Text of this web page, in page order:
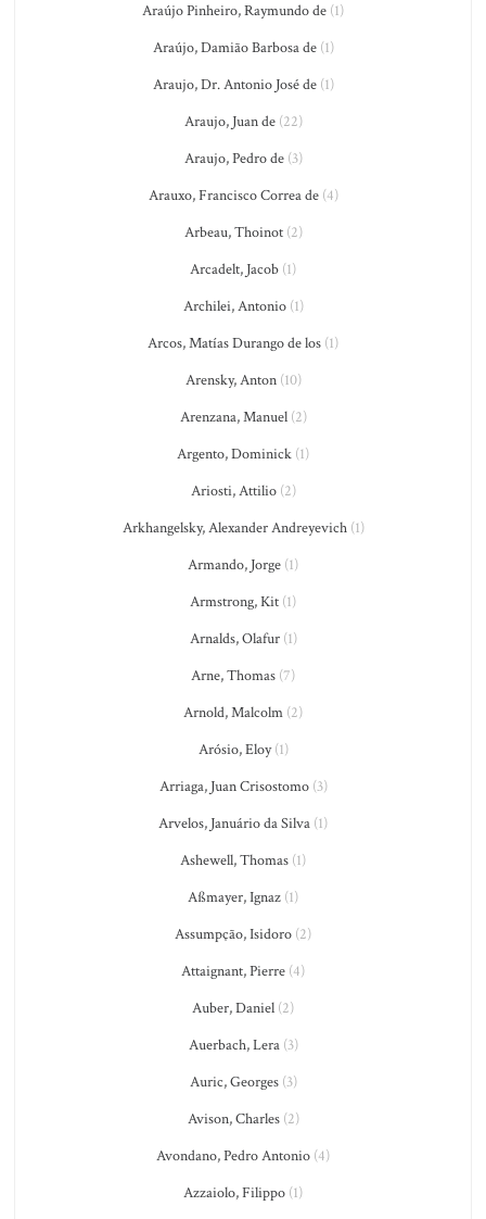
Araújo Pinheiro, Raymundo de (1)
Araújo, Damião Barbosa de(1)
Araujo, Dr. Antonio José de(1)
Araujo, Juan de(22)
Araujo, Pedro de(3)
Arauxo, Francisco Correa de(4)
Arbeau, Thoinot(2)
Arcadelt, Jacob (1)
Archilei, Antonio(1)
Arcos, Matías Durango de los (1)
Arensky, Anton(10)
Arenzana, Manuel(2)
Argento, Dominick (1)
Ariosti, Attilio(2)
Arkhangelsky, Alexander Andreyevich(1)
Armando, Jorge (1)
Armstrong, Kit (1)
Arnalds, Olafur(1)
Arne, Thomas (7)
Arnold, Malcolm (2)
Arósio, Eloy(1)
Arriaga, Juan Crisostomo(3)
Arvelos, Januário da Silva (1)
Ashewell, Thomas (1)
Aßmayer, Ignaz (1)
Assumpção, Isidoro (2)
Attaignant, Pierre (4)
Auber, Daniel (2)
Auerbach, Lera(3)
Auric, Georges(3)
Avison, Charles(2)
Avondano, Pedro Antonio (4)
Azzaiolo, Filippo (1)